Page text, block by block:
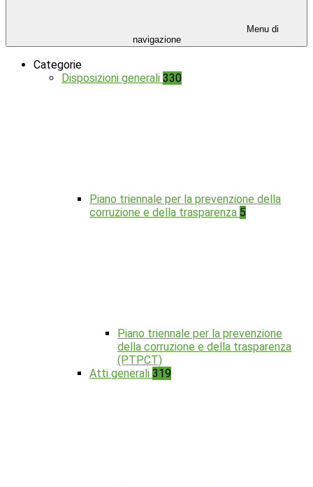
Menu di
navigazione
Categorie
Disposizioni generali 330
Piano triennale per la prevenzione della
corruzione e della trasparenza 5
Piano triennale per la prevenzione
della corruzione e della trasparenza
(PTPCT)
Atti generali 319